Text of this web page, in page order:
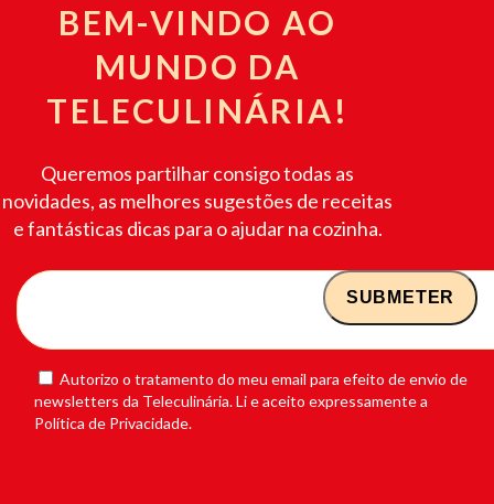
BEM-VINDO AO
MUNDO DA
TELECULINÁRIA!
Queremos partilhar consigo todas as
novidades, as melhores sugestões de receitas
e fantásticas dicas para o ajudar na cozinha.
Autorizo o tratamento do meu email para efeito de envio de
newsletters da Teleculinária. Li e aceito expressamente a
Política de Privacidade.